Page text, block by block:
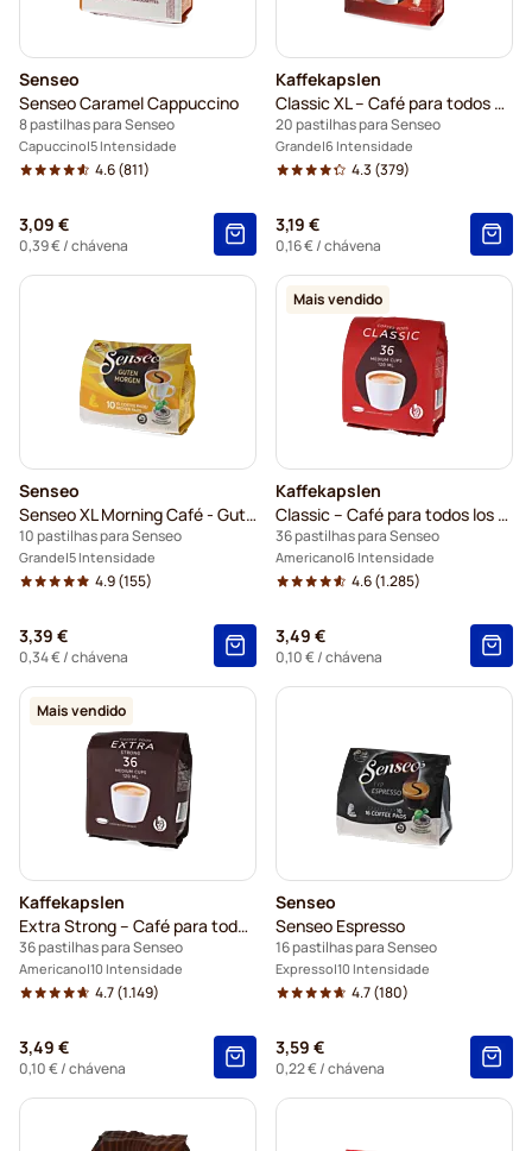
Senseo
Senseo Caramel Cappuccino
8 pastilhas para Senseo
Capuccino 5 Intensidade
4.6(811)
3,09 €
0,39 €/ chávena
Kaffekapslen
Classic XL – Café para todos os dias
20 pastilhas para Senseo
Grande 6 Intensidade
4.3 (379)
3,19 €
0,16 €/ chávena
Senseo
Senseo XL Morning Café - Guten Morgen
10 pastilhas para Senseo
Grande 5 Intensidade
4.9(155)
3,39 €
0,34 €/ chávena
Mais vendido
Kaffekapslen
Classic – Café para todos los dias
36 pastilhas para Senseo
Americano 6 Intensidade
4.6(1.285)
3,49 €
0,10 €/ chávena
Mais vendido
Kaffekapslen
Extra Strong – Café para todos los dias
36 pastilhas para Senseo
Americano 10 Intensidade
4.7(1.149)
3,49 €
0,10 €/ chávena
Senseo
Senseo Espresso
16 pastilhas para Senseo
Expresso 10 Intensidade
4.7(180)
3,59 €
0,22 €/ chávena